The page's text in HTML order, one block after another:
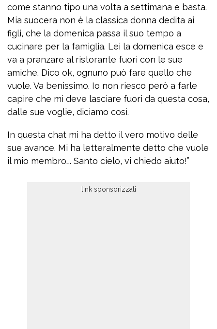
come stanno tipo una volta a settimana e basta.
Mia suocera non è la classica donna dedita ai
figli, che la domenica passa il suo tempo a
cucinare per la famiglia. Lei la domenica esce e
va a pranzare al ristorante fuori con le sue
amiche. Dico ok, ognuno può fare quello che
vuole. Va benissimo. Io non riesco però a farle
capire che mi deve lasciare fuori da questa cosa,
dalle sue voglie, diciamo così.
In questa chat mi ha detto il vero motivo delle
sue avance. Mi ha letteralmente detto che vuole
il mio membro…. Santo cielo, vi chiedo aiuto!”